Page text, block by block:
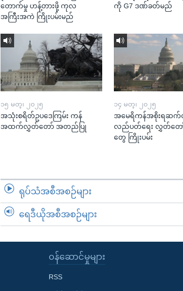
တောက်မှု ဟန့်တားဖို့ ကုလ
အကြီးအကဲ ကြိုးပမ်းမည်
ကို G7 ဒဏ်ခတ်မည်
၁၅ မတ္၊ ၂၀၂၅
အသုံးစရိတ်ဥပဒေကြမ်း ကန်
အထက်လွှတ်တော် အတည်ပြု
၁၄ မတ္၊ ၂၀၂၅
အမေရိကန်အစိုးရဆ
လည်ပတ်ရေး လွှတ်တ
တွေ ကြိုးပမ်း
ရုပ်သံအစီအစဉ်များ
ရေဒီယိုအစီအစဉ်များ
၀န်ဆောင်မှုများ
RSS